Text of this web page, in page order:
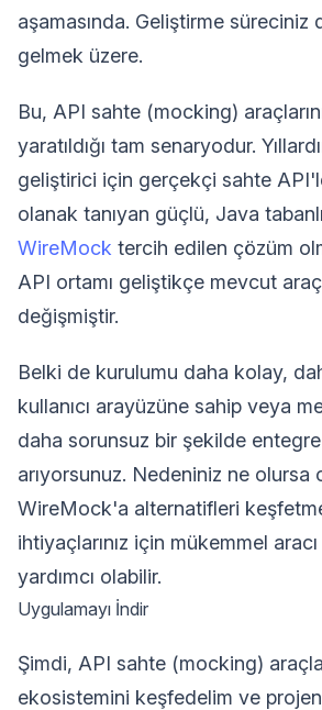
aşamasında. Geliştirme süreciniz
gelmek üzere.
Bu, API sahte (mocking)
yaratıldığı tam senaryodur.
geliştirici için gerçekçi sahte
olanak tanıyan güçlü, Java
WireMock tercih edilen çözüm
API ortamı geliştikçe mevcut
değişmiştir.
Belki de kurulumu daha kolay,
kullanıcı arayüzüne sahip veya
daha sorunsuz bir şekilde
arıyorsunuz. Nedeniniz ne olursa
WireMock'a alternatifleri
ihtiyaçlarınız için mükemmel aracı
yardımcı olabilir.
Uygulamayı İndir
Şimdi, API sahte (mocking)
ekosistemini keşfedelim ve